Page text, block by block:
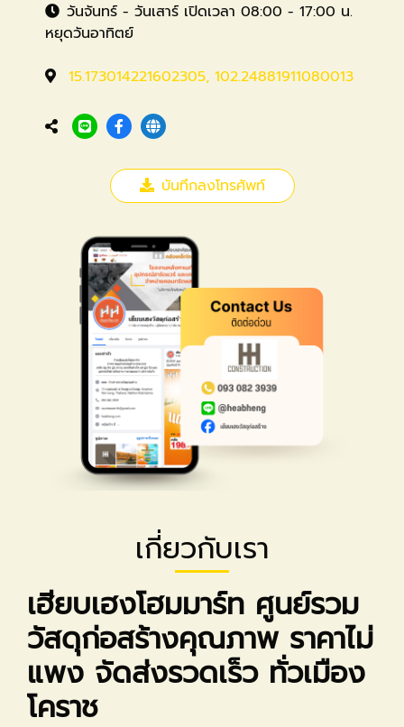
วันจันทร์ - วันเสาร์ เปิดเวลา 08:00 - 17:00 น.
หยุดวันอาทิตย์
15.173014221602305, 102.24881911080013
บันทึกลงโทรศัพท์
เกี่ยวกับเรา
เฮียบเฮงโฮมมาร์ท ศูนย์รวม
วัสดุก่อสร้างคุณภาพ ราคาไม่
แพง จัดส่งรวดเร็ว ทั่วเมือง
โคราช